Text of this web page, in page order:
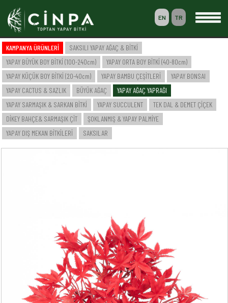
EN TR
SEPETİM
ÜYELİK
-- ANASAYFA --
-- KURUMSAL --
SAKSILI YAPAY AĞAÇ & BİTKİ
BÜYÜK AĞAÇ
YAPAY AĞAÇ YAPRAĞI
YAPAY SARMAŞIK & SARKAN BİTKİ
YAPAY SUCCULENT
TEK DAL & DEMET ÇİÇEK
DİKEY BAHÇE& SARMAŞIK ÇİT
ŞOKLANMIŞ & YAPAY PALMİYE
KAMPANYA ÜRÜNLERİ
SAKSILI YAPAY AĞAÇ & BİTKİ
YAPAY BÜYÜK BOY BİTKİ (100-240cm)
YAPAY ORTA BOY BİTKİ (40-80cm)
YAPAY KÜÇÜK BOY BİTKİ (20-40cm)
YAPAY BAMBU ÇEŞİTLERİ
YAPAY BONSAI
YAPAY CACTUS & SAZLIK
BÜYÜK AĞAÇ
YAPAY AĞAÇ YAPRAĞI
YAPAY SARMAŞIK & SARKAN BİTKİ
YAPAY SUCCULENT
TEK DAL & DEMET ÇİÇEK
DİKEY BAHÇE& SARMAŞIK ÇİT
ŞOKLANMIŞ & YAPAY PALMİYE
YAPAY DIŞ MEKAN BİTKİLERİ
SAKSILAR